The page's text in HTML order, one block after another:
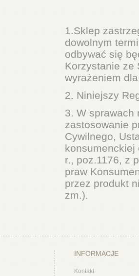
1.Sklep
dowolnym
odbywać się
Korzystanie ze
wyrażeniem
2. Niniejszy
3. W sprawach
zastosowanie
Cywilnego,
konsumenckiej
r., poz.1176, z
praw
przez produkt
zm.).
INFORMACJE
Kontakt